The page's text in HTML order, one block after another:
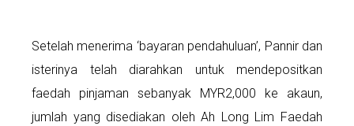
Setelah menerima ‘bayaran pendahuluan’, Pannir dan
isterinya telah diarahkan untuk mendepositkan
faedah pinjaman sebanyak MYR2,000 ke akaun,
jumlah yang disediakan oleh Ah Long Lim Faedah